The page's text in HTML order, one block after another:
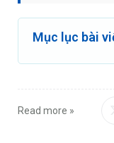
Mục lục bài
Read more »